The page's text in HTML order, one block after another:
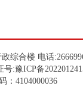
综合楼 电话
号:豫ICP备
4104000036